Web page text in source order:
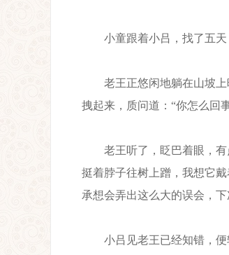
小童跟着小吕，找了五天
老王正悠闲地躺在山坡上
拽起来，质问道：“你怎么回
老王听了，眨巴着眼，有
挺着脖子往树上蹭，我想它
承想会弄出这么大的误会，
小吕见老王已经知错，便